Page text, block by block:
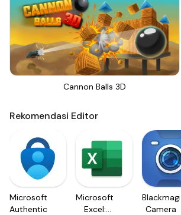
Cannon Balls 3D
Rekomendasi Editor
Microsoft
Authenticator
Microsoft
Excel:
Blackmagic
Camera